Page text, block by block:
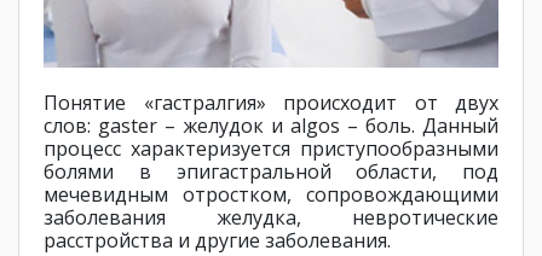
Понятие «гастралгия» происходит от двух
слов: gaster – желудок и algos – боль. Данный
процесс характеризуется приступообразными
болями в эпигастральной области, под
мечевидным отростком, сопровождающими
заболевания желудка, невротические
расстройства и другие заболевания.